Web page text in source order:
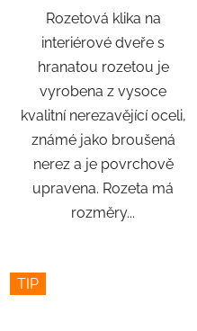
Rozetová klika na
interiérové ​​dveře s
hranatou rozetou je
vyrobena z vysoce
kvalitní nerezavějící oceli,
známé jako broušená
nerez a je povrchově
upravena. Rozeta má
rozměry...
TIP